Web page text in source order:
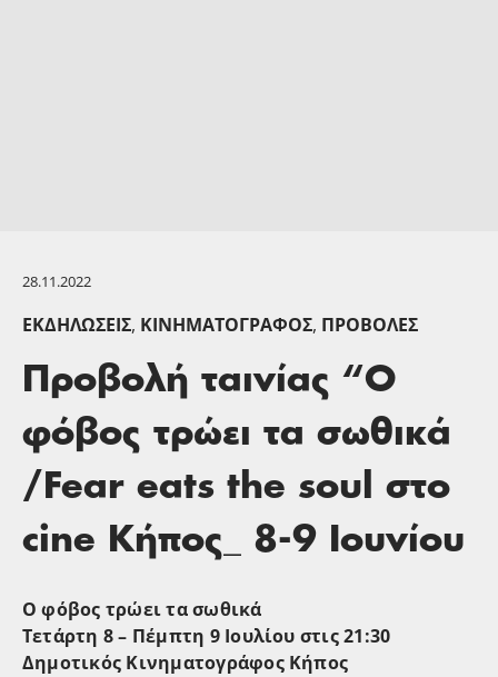
28.11.2022
ΕΚΔΗΛΏΣΕΙΣ, ΚΙΝΗΜΑΤΟΓΡΆΦΟΣ, ΠΡΟΒΟΛΈΣ
Προβολή ταινίας “Ο
φόβος τρώει τα σωθικά
/Fear eats the soul στο
cine Κήπος_ 8-9 Ιουνίου
Ο φόβος τρώει τα σωθικά
Τετάρτη 8 – Πέμπτη 9 Ιουλίου στις 21:30
Δημοτικός Κινηματογράφος Κήπος